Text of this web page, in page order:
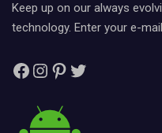
Keep up on our always
technology. Enter your e-
Facebook
Instagram
Pinterest
Twitter